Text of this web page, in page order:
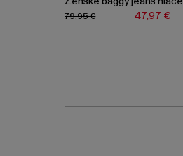
47,97 €
79,95 €